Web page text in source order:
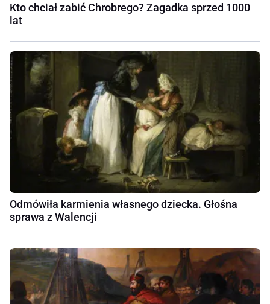
Kto chciał zabić Chrobrego? Zagadka sprzed 1000
lat
Odmówiła karmienia własnego dziecka. Głośna
sprawa z Walencji